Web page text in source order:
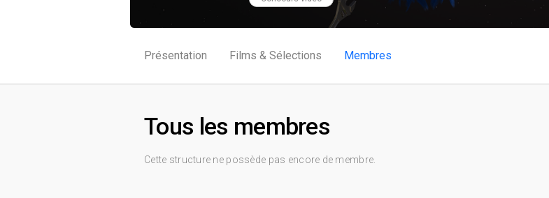
Présentation Films & Sélections Membres
Tous les membres
Cette structure ne possède pas encore de membre.